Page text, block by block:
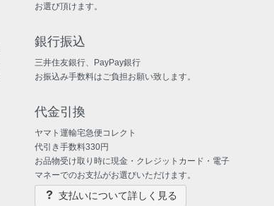
お選び頂けます。
銀行振込
三井住友銀行、PayPay銀行
お振込み手数料はご負担お願い致します。
代金引換
ヤマト運輸宅急便コレクト
代引き手数料330円
お品物受け取り時に現金・クレジットカード・電子
マネーでのお支払がお選びいただけます。
支払いについて詳しく見る